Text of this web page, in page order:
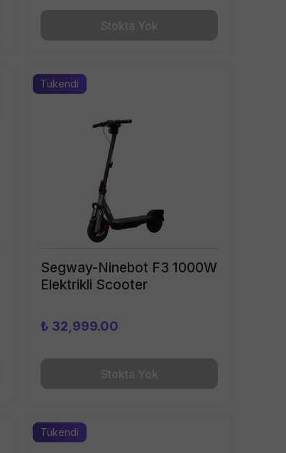
Stokta Yok
Segway-Ninebot F3 1000W
Elektrikli Scooter
Tükendi
₺ 32,999.00
Stokta Yok
Tükendi